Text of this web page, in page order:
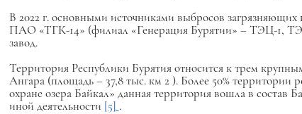
В 2022 г. основными источниками выбросов загрязняющих
ПАО «ТГК-14» (филиал «Генерация Бурятии» – ТЭЦ-1,
завод.
Территория Республики Бурятия относится к трем
Ангара (площадь – 37,8 тыс. км 2 ). Более 50% территории
охране озера Байкал» данная территория вошла в
иной деятельности [5] .